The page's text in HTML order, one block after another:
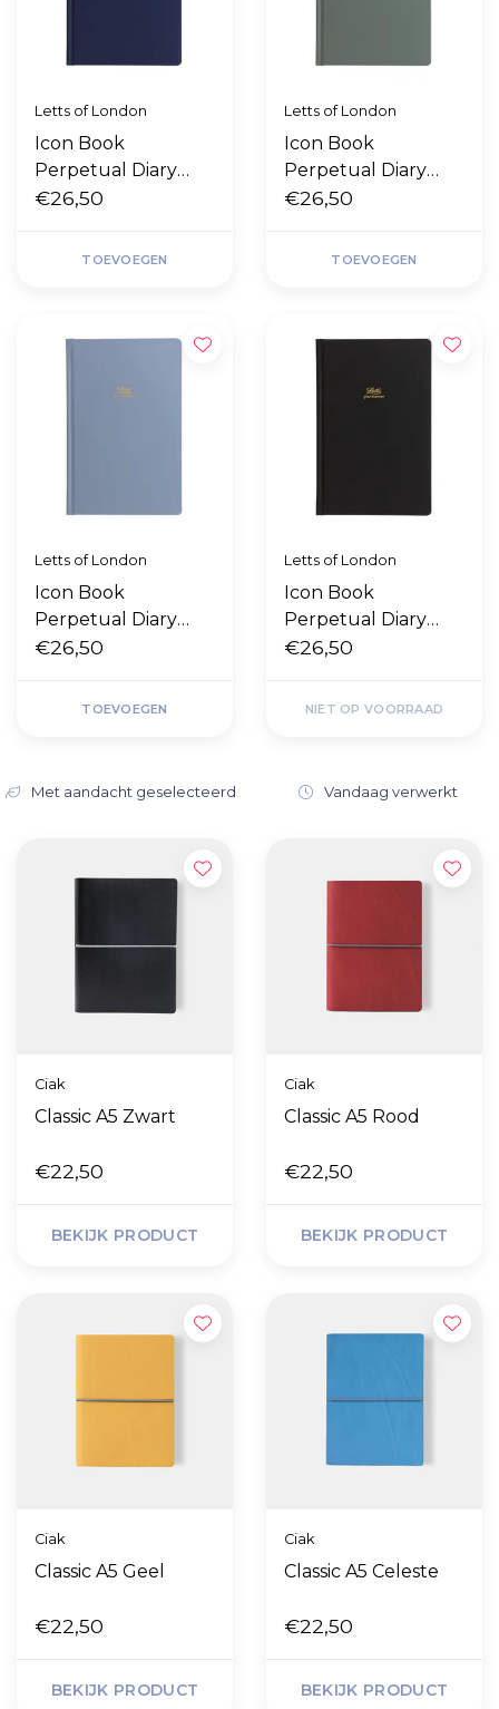
Letts of London
Icon Book
Perpetual Diary
"Navy"
€26,50
TOEVOEGEN
Letts of London
Icon Book
Perpetual Diary
"Green"
€26,50
TOEVOEGEN
Letts of London
Icon Book
Perpetual Diary
"Blue"
€26,50
TOEVOEGEN
Letts of London
Icon Book
Perpetual Diary
"Black"
€26,50
NIET OP VOORRAAD
Met aandacht geselecteerd Vandaag verwerkt
Ciak
Classic A5 Zwart
€22,50
BEKIJK PRODUCT
Ciak
Classic A5 Rood
€22,50
BEKIJK PRODUCT
Ciak
Classic A5 Geel
€22,50
BEKIJK PRODUCT
Ciak
Classic A5 Celeste
€22,50
BEKIJK PRODUCT